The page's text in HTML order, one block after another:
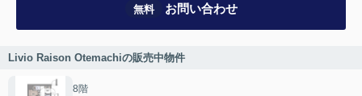
無料 お問い合わせ
Livio Raison Otemachiの販売中物件
8階